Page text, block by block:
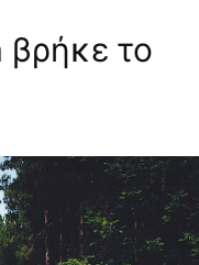
βρήκε το